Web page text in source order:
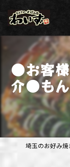
●お客
介●も